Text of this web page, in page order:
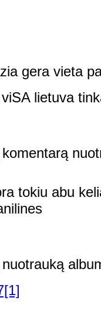
gera vieta
viSA lietuva
komentarą
tokiu abu
nuotrauką